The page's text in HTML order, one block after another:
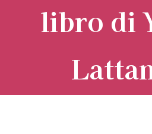
libro di